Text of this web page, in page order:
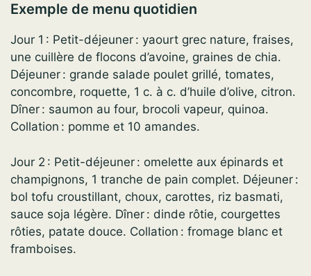
Exemple de menu quotidien
Jour 1 : Petit-déjeuner : yaourt grec nature, fraises,
une cuillère de flocons d’avoine, graines de chia.
Déjeuner : grande salade poulet grillé, tomates,
concombre, roquette, 1 c. à c. d’huile d’olive, citron.
Dîner : saumon au four, brocoli vapeur, quinoa.
Collation : pomme et 10 amandes.
Jour 2 : Petit-déjeuner : omelette aux épinards et
champignons, 1 tranche de pain complet. Déjeuner :
bol tofu croustillant, choux, carottes, riz basmati,
sauce soja légère. Dîner : dinde rôtie, courgettes
rôties, patate douce. Collation : fromage blanc et
framboises.